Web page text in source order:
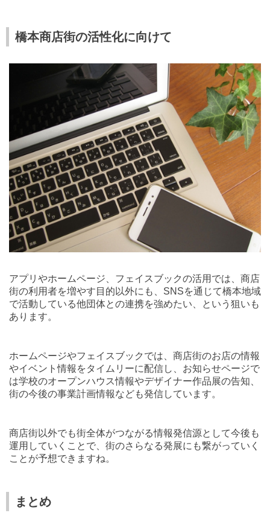
橋本商店街の活性化に向けて
アプリやホームページ、フェイスブックの活用では、商店
街の利用者を増やす目的以外にも、 SNSを通じて橋本地域
で活動している他団体との連携を強めたい、という狙いも
あります。
ホームページやフェイスブックでは、商店街のお店の情報
やイベント情報をタイムリーに配信し、お知らせページで
は学校のオープンハウス情報やデザイナー作品展の告知、
街の今後の事業計画情報なども発信しています。
商店街以外でも街全体がつながる情報発信源として今後も
運用していくことで、街のさらなる発展にも繋がっていく
ことが予想できますね。
まとめ